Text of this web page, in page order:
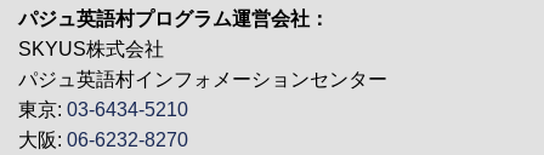
パジュ英語村プログラム運営会社：
SKYUS株式会社
パジュ英語村インフォメーションセンター
東京: 03-6434-5210
大阪: 06-6232-8270